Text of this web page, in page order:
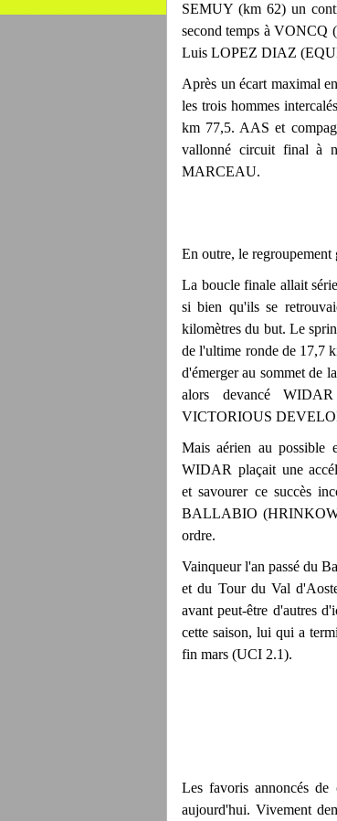
SEMUY (km 62) un
second temps à VONCQ
Luis LOPEZ DIAZ
Après un écart maximal
les trois hommes
km 77,5. AAS et
vallonné circuit final à
MARCEAU.
En outre, le
La boucle finale allait
si bien qu'ils se
kilomètres du but. Le
de l'ultime ronde de 17,7
d'émerger au sommet de
alors devancé
VICTORIOUS
Mais aérien au possible
WIDAR plaçait une
et savourer ce succès
BALLABIO
ordre.
Vainqueur l'an passé du
et du Tour du Val
avant peut-être d'autres
cette saison, lui qui a
fin mars (UCI 2.1).
Les favoris annoncés
aujourd'hui. Vivement